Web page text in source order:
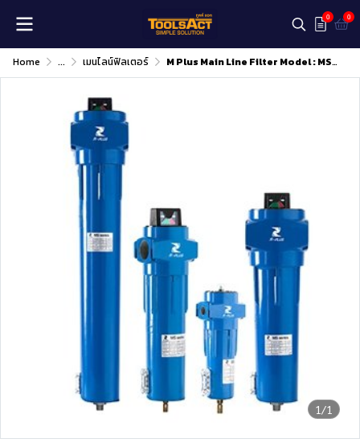
0 0
Home ... เมนไลน์ฟิลเตอร์ M Plus Main Line Filter Model : MS020
1/1